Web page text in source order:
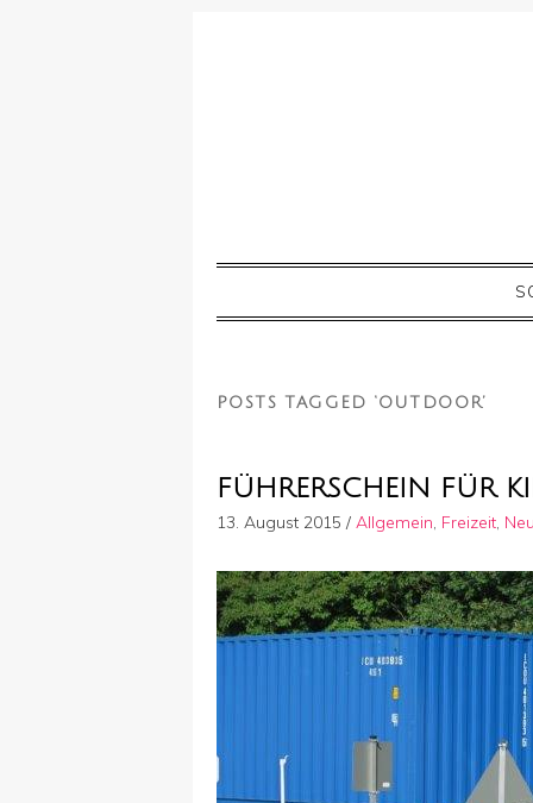
POSTS TAGGED ‘OUTDOOR’
FÜHRERSCHEIN FÜR
13. August 2015 / Allgemein, Freizeit,